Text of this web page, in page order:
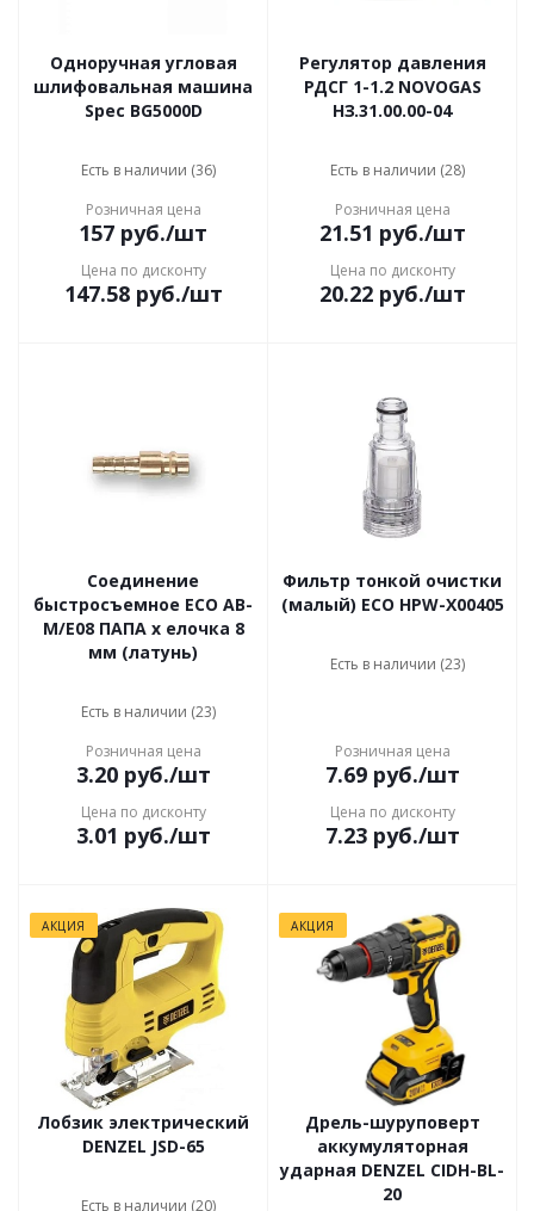
Одноручная угловая
шлифовальная машина
Spec BG5000D
Есть в наличии (36)
Розничная цена
157 руб./шт
Цена по дисконту
147.58руб./шт
Регулятор давления
РДСГ 1-1.2 NOVOGAS
НЗ.31.00.00-04
Есть в наличии (28)
Розничная цена
21.51 руб./шт
Цена по дисконту
20.22руб./шт
Соединение
быстросъемное ECO AB-
M/E08 ПАПА х елочка 8
мм (латунь)
Есть в наличии (23)
Розничная цена
3.20руб./шт
Цена по дисконту
3.01 руб./шт
Фильтр тонкой очистки
(малый) ECO HPW-X00405
Есть в наличии (23)
Розничная цена
7.69руб./шт
Цена по дисконту
7.23руб./шт
АКЦИЯ
Лобзик электрический
DENZEL JSD-65
Есть в наличии (20)
АКЦИЯ
Дрель-шуруповерт
аккумуляторная
ударная DENZEL CIDH-BL-
20